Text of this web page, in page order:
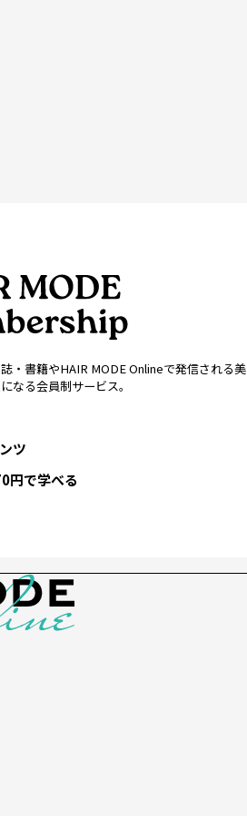
・書籍やHAIR MODE Onlineで発信される美
なる会員制サービス。
ツ
円で学べる